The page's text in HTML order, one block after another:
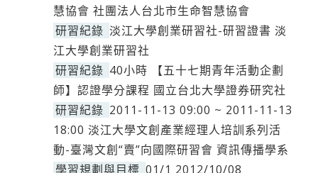
慧協會 社團法人台北市生命智慧協會
研習紀錄 淡江大學創業研習社-研習證書 淡
江大學創業研習社
研習紀錄 40小時 【五十七期青年活動企劃
師】認證學分課程 國立台北大學證券研究社
研習紀錄 2011-11-13 09:00 ~ 2011-11-13
18:00 淡江大學文創產業經理人培訓系列活
動-臺灣文創“賣”向國際研習會 資訊傳播學系
學習規劃與目標 01/1 2012/10/08